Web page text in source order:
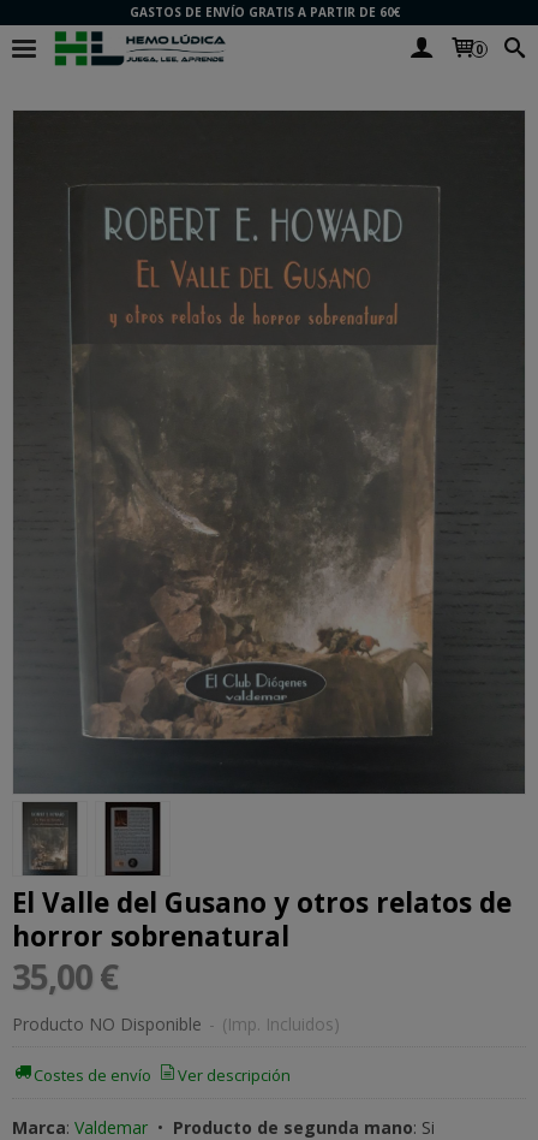
GASTOS DE ENVÍO GRATIS A PARTIR DE 60€
0
El Valle del Gusano y otros relatos de
horror sobrenatural
35,00 €
Producto NO Disponible - (Imp. Incluidos)
Costes de envío Ver descripción
Marca: Valdemar • Producto de segunda mano: Si